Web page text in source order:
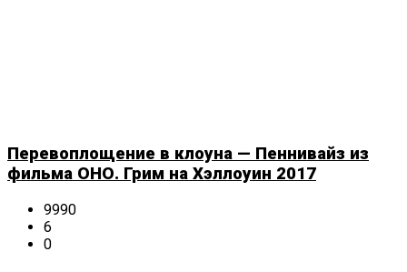
Перевоплощение в клоуна — Пеннивайз из
фильма ОНО. Грим на Хэллоуин 2017
9990
6
0